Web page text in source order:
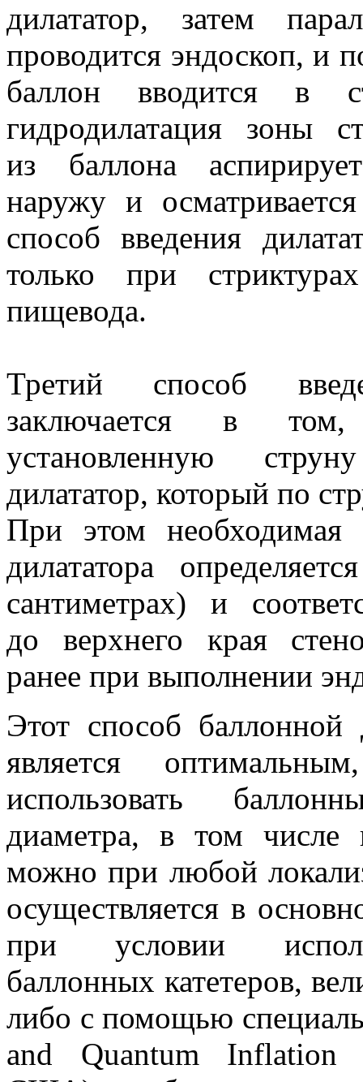
дилататор, затем
проводится эндоскоп, и
баллон вводится в
гидродилатация зоны
из баллона
наружу и
способ введения
только при
пищевода.
Третий способ
заключается в
установленную
дилататор, который по
При этом необходимая
дилататора
сантиметрах) и
до верхнего края
ранее при выполнении
Этот способ
является
использовать
диаметра, в том
можно при любой
осуществляется в
при условии
баллонных катетеров,
либо с помощью
and Quantum Inflation